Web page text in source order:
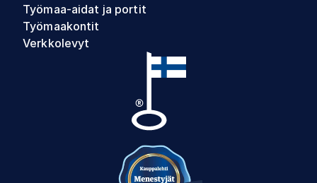
Työmaa-aidat ja portit
Työmaakontit
Verkkolevyt